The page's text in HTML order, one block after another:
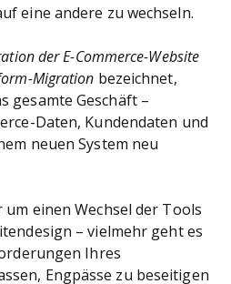
eine andere zu wechseln.
der E-Commerce-Website
Migration bezeichnet,
gesamte Geschäft –
Daten, Kundendaten und
neuen System neu
um einen Wechsel der Tools
– vielmehr geht es
Ihres
Engpässe zu beseitigen